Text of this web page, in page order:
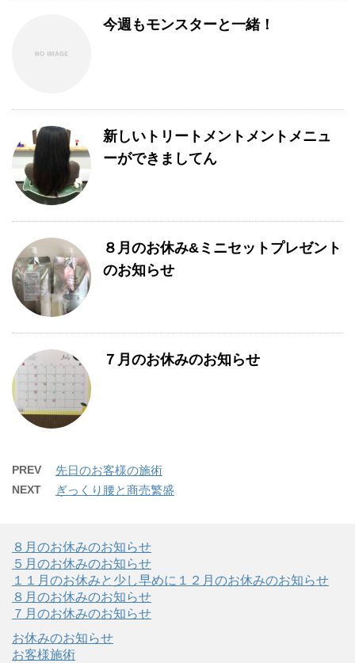
今週もモンスターと一緒！
新しいトリートメントメントメニュ
ーができましてん
８月のお休み&ミニセットプレゼント
のお知らせ
７月のお休みのお知らせ
PREV 先日のお客様の施術
NEXT ぎっくり腰と商売繁盛
８月のお休みのお知らせ
５月のお休みのお知らせ
１１月のお休みと少し早めに１２月のお休みのお知らせ
８月のお休みのお知らせ
７月のお休みのお知らせ
お休みのお知らせ
お客様施術